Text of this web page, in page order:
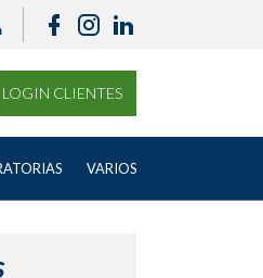
LOGIN CLIENTES
VARIOS